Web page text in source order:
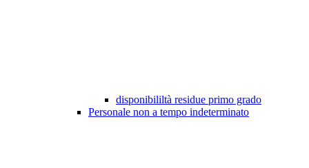
disponibililtà residue primo grado
Personale non a tempo indeterminato